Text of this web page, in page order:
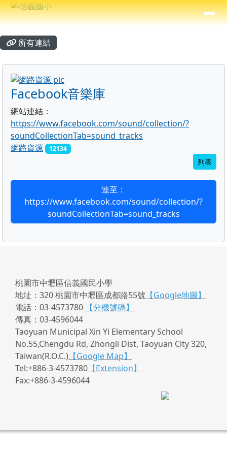
跳至主內容區
信義國小
⏸
導覽列
主內容區域
所有連結
Facebook音樂庫
網站連結：
https://www.facebook.com/sound/collection/?
soundCollectionTab=sound_tracks
網路資源
12134
列表
連至：
https://www.facebook.com/sound/collection/?
soundCollectionTab=sound_tracks
頁尾區域
桃園市中壢區信義國民小學
地址：320 桃園市中壢區成都路55號 【Google地圖】
電話：03-4573780
【分機號碼】
傳真：03-4596044
Taoyuan Municipal Xin Yi Elementary School
No.55,Chengdu Rd, Zhongli Dist, Taoyuan City 320,
Taiwan(R.O.C.) 【Google Map】
Tel:+886-3-4573780 【Extension】
Fax:+886-3-4596044